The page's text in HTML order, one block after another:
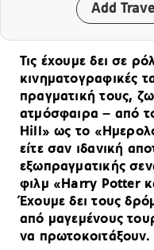
Add
Τις έχουμε δει σε
κινηματογραφικές
πραγματική τους,
ατμόσφαιρα – από
Hill» ως το
είτε σαν ιδανική
εξωπραγματικής
φιλμ «Harry Potter
Έχουμε δει τους
από μαγεμένους
να πρωτοκοιτάξουν.